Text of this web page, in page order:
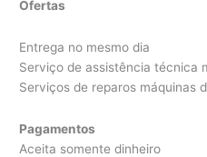
Ofertas
Entrega no mesmo dia
Serviço de assistência técnica
Serviços de reparos máquinas
Pagamentos
Aceita somente dinheiro